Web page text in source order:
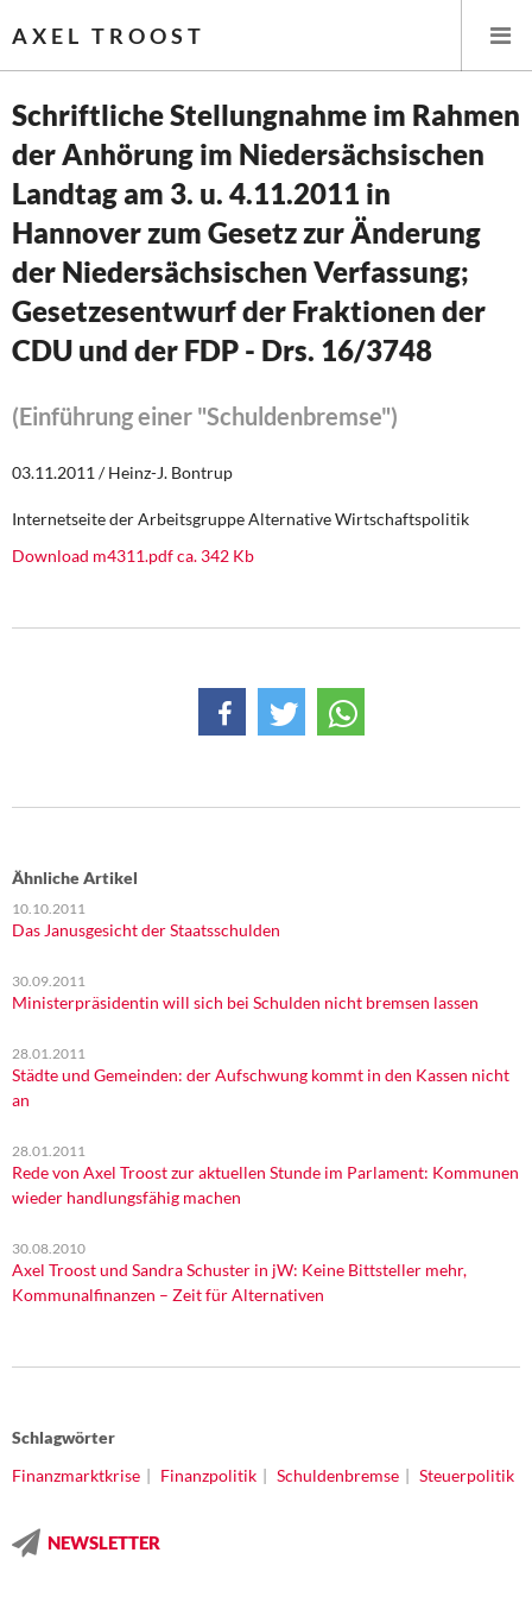
AXEL TROOST
Startseite
Themen
Leitlinien linker Wirtschafts- und Finanzpolitik
Wirtschaftspolitik
Öffentliche Infrastruktur und Daseinsvorsorge
DIE LINKE
Institut Solidarische Moderne
Kontakt
Schriftliche Stellungnahme im Rahmen
der Anhörung im Niedersächsischen
Landtag am 3. u. 4.11.2011 in
Hannover zum Gesetz zur Änderung
der Niedersächsischen Verfassung;
Gesetzesentwurf der Fraktionen der
CDU und der FDP - Drs. 16/3748
(Einführung einer "Schuldenbremse")
03.11.2011 / Heinz-J. Bontrup
Internetseite der Arbeitsgruppe Alternative Wirtschaftspolitik
Download m4311.pdf ca. 342 Kb
Ähnliche Artikel
10.10.2011
Das Janusgesicht der Staatsschulden
30.09.2011
Ministerpräsidentin will sich bei Schulden nicht bremsen lassen
28.01.2011
Städte und Gemeinden: der Aufschwung kommt in den Kassen nicht
an
28.01.2011
Rede von Axel Troost zur aktuellen Stunde im Parlament: Kommunen
wieder handlungsfähig machen
30.08.2010
Axel Troost und Sandra Schuster in jW: Keine Bittsteller mehr,
Kommunalfinanzen – Zeit für Alternativen
Schlagwörter
Finanzmarktkrise
Finanzpolitik Schuldenbremse Steuerpolitik
NEWSLETTER